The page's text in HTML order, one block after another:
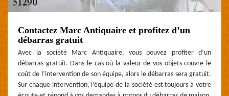
Contactez Marc Antiquaire et profitez d’un
débarras gratuit
Avec la société Marc Antiquaire, vous pouvez profiter d’un
débarras gratuit. Dans le cas où la valeur de vos objets couvre le
coût de l’intervention de son équipe, alors le débarras sera gratuit.
Sur chaque intervention, l’équipe de la société est toujours à votre